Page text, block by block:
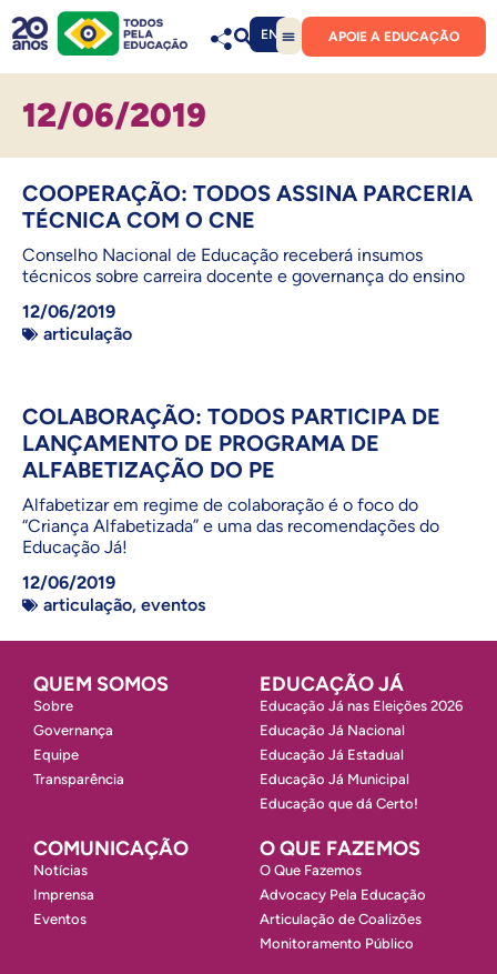
EN APOIE A EDUCAÇÃO
12/06/2019
COOPERAÇÃO: TODOS ASSINA PARCERIA
TÉCNICA COM O CNE
Conselho Nacional de Educação receberá insumos
técnicos sobre carreira docente e governança do ensino
12/06/2019
articulação
COLABORAÇÃO: TODOS PARTICIPA DE
LANÇAMENTO DE PROGRAMA DE
ALFABETIZAÇÃO DO PE
Alfabetizar em regime de colaboração é o foco do
“Criança Alfabetizada” e uma das recomendações do
Educação Já!
12/06/2019
articulação, eventos
QUEM SOMOS
Sobre
Governança
Equipe
Transparência
EDUCAÇÃO JÁ
Educação Já nas Eleições 2026
Educação Já Nacional
Educação Já Estadual
Educação Já Municipal
Educação que dá Certo!
COMUNICAÇÃO
Notícias
Imprensa
Eventos
O QUE FAZEMOS
O Que Fazemos
Advocacy Pela Educação
Articulação de Coalizões
Monitoramento Público